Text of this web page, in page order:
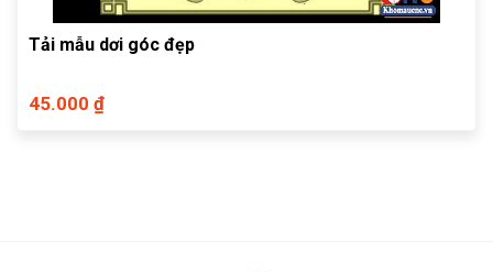
Tải mẫu dơi góc đẹp
45.000 ₫